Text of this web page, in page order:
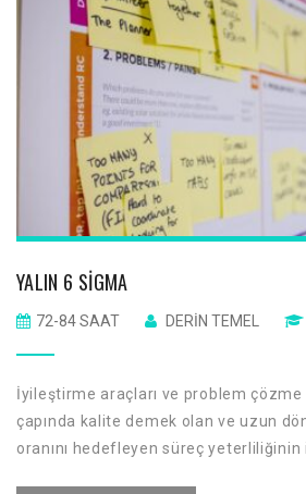
YALIN 6 SIGMA
72-84 SAAT DERIN TEMEL
İyileştirme araçları ve problem
çapında kalite demek olan ve uzun
oranını hedefleyen süreç